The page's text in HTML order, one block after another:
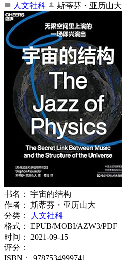
人文社科 斯蒂芬・亚历山大
书名：
宇宙的结构
作者：
斯蒂芬・亚历山大
分类：
人文社科
格式：
EPUB/MOBI/AZW3/PDF
时间：
2021-09-15
评分：
ISBN：
9787534999741